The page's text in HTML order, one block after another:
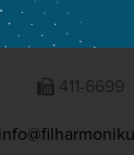
Komor
411-6600
411-6699